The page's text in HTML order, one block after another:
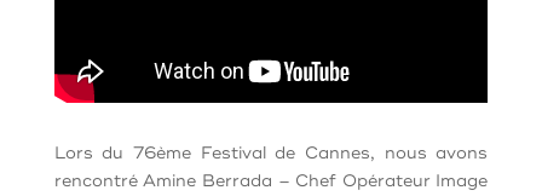
Lors du 76ème Festival de Cannes, nous avons
rencontréAmine Berrada – Chef Opérateur Image